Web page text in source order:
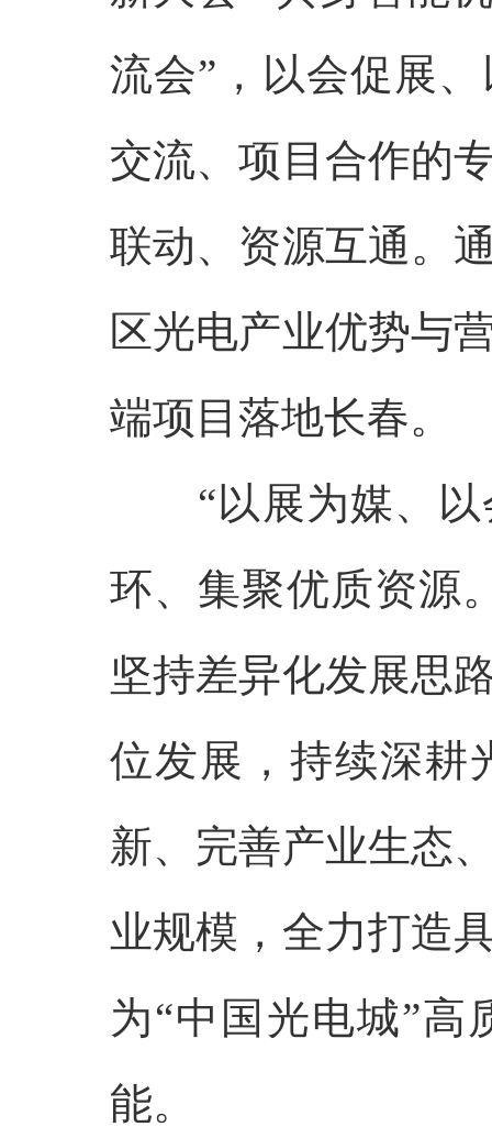
流会”，以会促展
交流、项目合作的
联动、资源互通。
区光电产业优势与
端项目落地长春。
“以展为媒、
环、集聚优质资源
坚持差异化发展思
位发展，持续深耕
新、完善产业生态
业规模，全力打造
为“中国光电城”高
能。